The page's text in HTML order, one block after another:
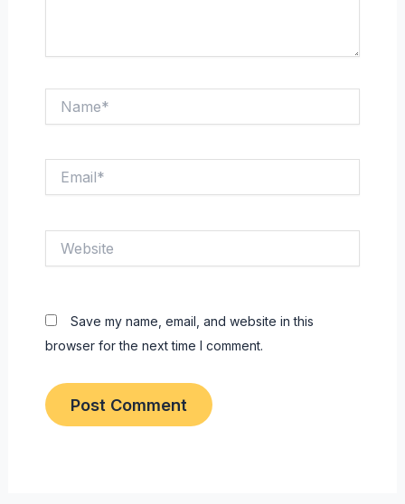
Save my name, email, and website in this
browser for the next time I comment.